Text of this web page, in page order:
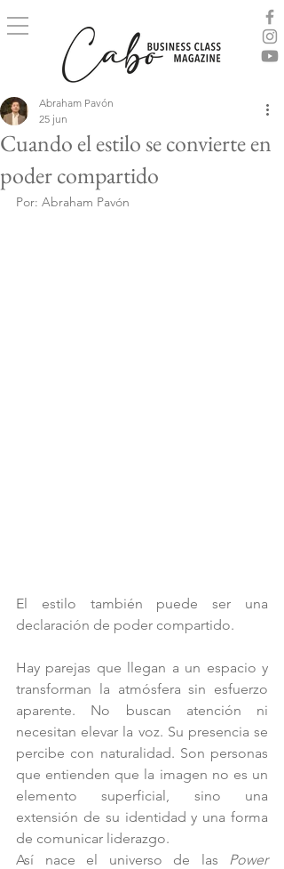
Cuando el estilo se convierte en
poder compartido
Abraham Pavón
25 jun
Por: Abraham Pavón
El estilo también puede ser una
declaración de poder compartido.
Hay parejas que llegan a un espacio y
transforman la atmósfera sin esfuerzo
aparente. No buscan atención ni
necesitan elevar la voz. Su presencia se
percibe con naturalidad. Son personas
que entienden que la imagen no es un
elemento superficial, sino una
extensión de su identidad y una forma
de comunicar liderazgo.
Así nace el universo de las
Power